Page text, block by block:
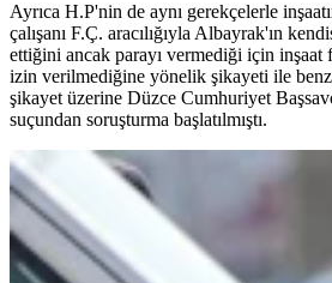
Ayrıca H.P'nin de aynı gerekçelerle
çalışanı F.Ç. aracılığıyla Albayrak'ın
ettiğini ancak parayı vermediği için inşaat
izin verilmediğine yönelik şikayeti ile
şikayet üzerine Düzce Cumhuriyet
suçundan soruşturma başlatılmıştı.